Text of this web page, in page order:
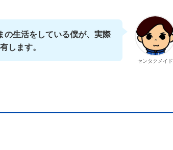
センタクメイド
の生活をしている僕が、実際
します。